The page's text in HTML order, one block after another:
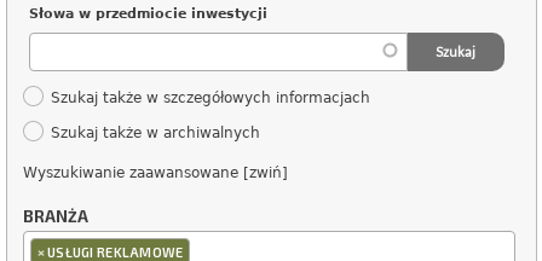
Słowa w przedmiocie inwestycji
Szukaj także w szczegółowych informacjach
Szukaj także w archiwalnych
Wyszukiwanie zaawansowane [zwiń]
BRANŻA
×USŁUGI REKLAMOWE